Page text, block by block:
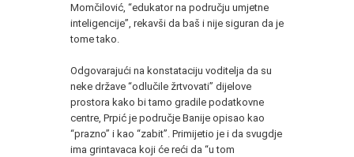
Momčilović, “edukator na području umjetne
inteligencije”, rekavši da baš i nije siguran da je
tome tako.
Odgovarajući na konstataciju voditelja da su
neke države “odlučile žrtvovati” dijelove
prostora kako bi tamo gradile podatkovne
centre, Prpić je područje Banije opisao kao
“prazno” i kao “zabit”. Primijetio je i da svugdje
ima grintavaca koji će reći da “u tom